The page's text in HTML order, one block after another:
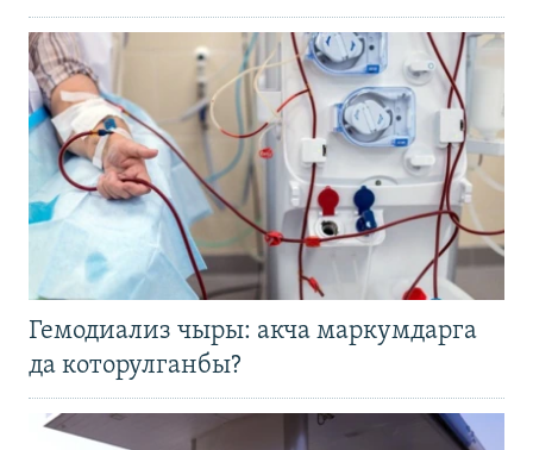
Гемодиализ чыры: акча маркумдарга
да которулганбы?